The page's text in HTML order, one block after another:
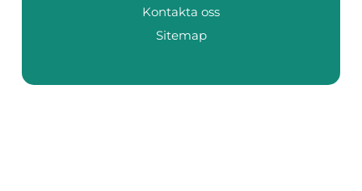
Kontakta oss
Sitemap